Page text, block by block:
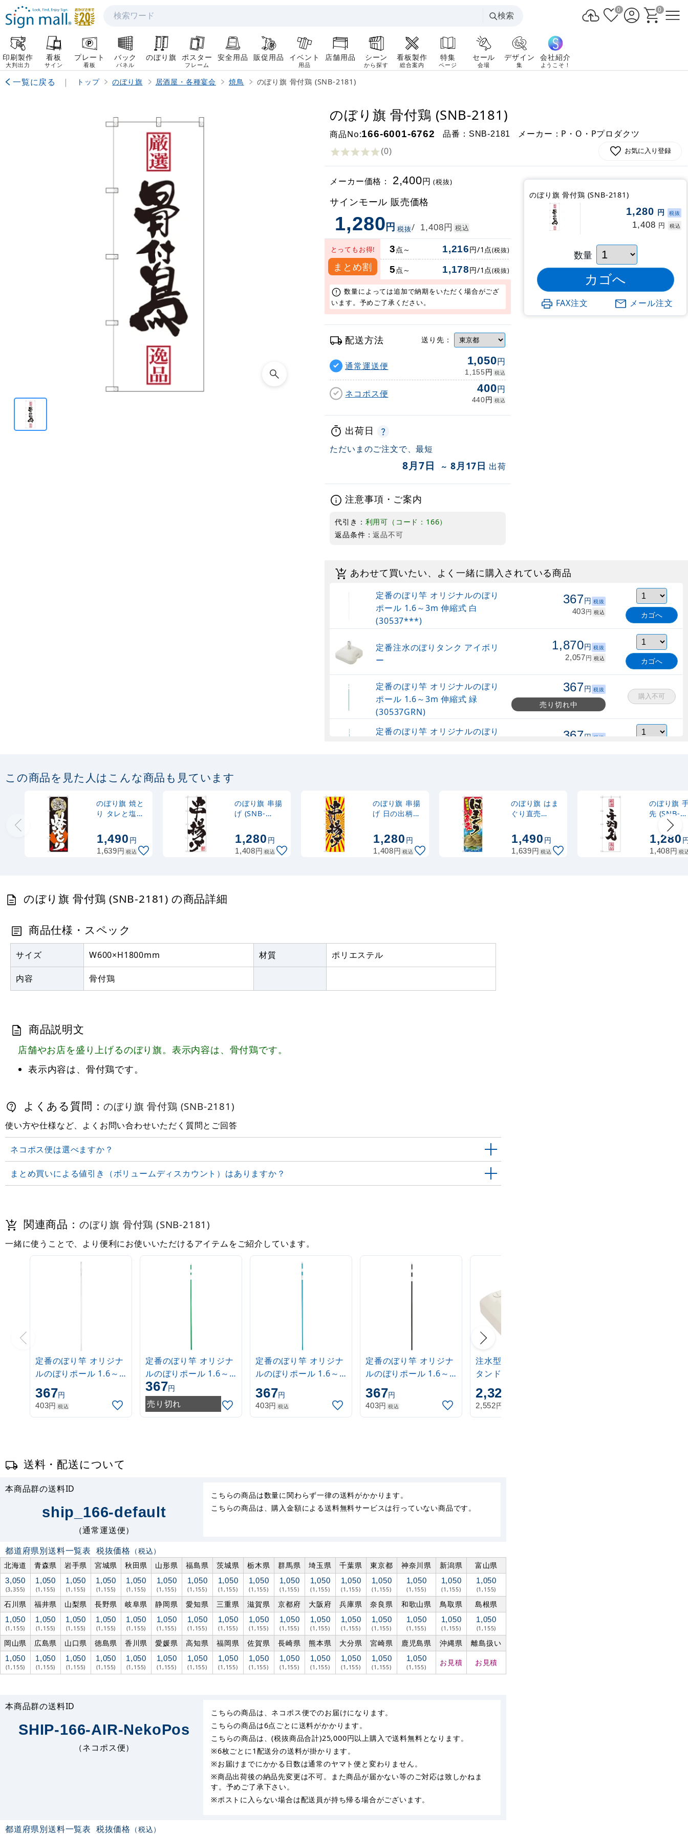
検索
検索
0 0
印刷製作
大判出力
看板
サイン
プレート
看板
バック
パネル
のぼり旗 ポスター
フレーム
安全用品 販促用品 イベント
用品
店舗用品 シーン
から探す
看板製作
総合案内
特集
ページ
セール
会場
デザイン
集
会社紹介
ようこそ！
一覧に戻る | トップ のぼり旗 居酒屋・各種宴会 焼鳥 のぼり旗 骨付鶏 (SNB-2181)
のぼり旗 骨付鶏 (SNB-2181)
商品No:166-6001-6762 品番： SNB-2181 メーカー：P・O・Pプロダクツ
(0) お気に入り登録
メーカー価格： 2,400円(税抜)
サインモール 販売価格
1,280円 税抜/ 1,408円 税込
とってもお得!
まとめ割
3点～ 1,216円/1点(税抜)
5点～ 1,178円/1点(税抜)
数量によっては追加で納期をいただく場合がござ
います。予めご了承ください。
配送方法 送り先：
通常運送便 1,050円
1,155円 税込
ネコポス便 400円
440円 税込
出荷日
ただいまのご注文で、最短
8月7日 ～ 8月17日 出荷
注意事項・ご案内
代引き： 利用可（コード：166）
返品条件：返品不可
のぼり旗 骨付鶏 (SNB-2181)
1,280 円 税抜
1,408 円 税込
数量
FAX注文 メール注文
あわせて買いたい、よく一緒に購入されている商品
定番のぼり竿 オリジナルのぼり
ポール 1.6～3m 伸縮式 白
(30537***)
367円 税抜
403円 税込 カゴへ
定番注水のぼりタンク アイボリ
ー
1,870円 税抜
2,057円 税込 カゴへ
定番のぼり竿 オリジナルのぼり
ポール 1.6～3m 伸縮式 緑
(30537GRN)
367円 税抜
売り切れ中
購入不可
定番のぼり竿 オリジナルのぼり
367円 税抜
(30537BLK)
注水型マルチのぼりスタンド
20L
税込 カゴへ
この商品を見た人はこんな商品も見ています
のぼり旗 焼と
り タレと塩に
(SNB-1028)
1,490円
1,639円 税込
のぼり旗 串揚
げ (SNB-
1,280円
1,408円 税込
のぼり旗 串揚
げ 日の出柄
1,280円
1,408円 税込
のぼり旗 はま
ぐり直売
1,490円
1,639円 税込
のぼり旗
先 (SNB-
2137)
1,280
1,408円 税
のぼり旗 骨付鶏 (SNB-2181) の商品詳細
商品仕様・スペック
サイズ W600×H1800mm 材質 ポリエステル
内容 骨付鶏
商品説明文
店舗やお店を盛り上げるのぼり旗。表示内容は、骨付鶏です。
表示内容は、骨付鶏です。
よくある質問：のぼり旗 骨付鶏 (SNB-2181)
使い方や仕様など、よくお問い合わせいただく質問とご回答
ネコポス便は選べますか？
まとめ買いによる値引き（ボリュームディスカウント）はありますか？
関連商品： のぼり旗 骨付鶏 (SNB-2181)
一緒に使うことで、より便利にお使いいただけるアイテムをご紹介しています。
定番のぼり竿 オリジナ
ルのぼりポール 1.6～
3m 伸縮式 白
(30537***)
367円
403円 税込
定番のぼり竿 オリジナ
ルのぼりポール 1.6～
3m 伸縮式 緑
(30537GRN)
367円
売り切れ
定番のぼり竿 オリジナ
ルのぼりポール 1.6～
3m 伸縮式 水色
(30537SBL)
367円
403円 税込
定番のぼり竿 オリジナ
ルのぼりポール 1.6～
3m 伸縮式 黒
(30537BLK)
367円
403円 税込
注水型マルチのぼりス
タンド 20L
2,320
2,552円
送料・配送について
本商品群の送料ID
ship_166-default
（通常運送便）
こちらの商品は数量に関わらず一律の送料がかかります。
こちらの商品は、購入金額による送料無料サービスは行っていない商品です。
都道府県別送料一覧表 税抜価格 （税込）
北海道
青森県 岩手県 宮城県 秋田県 山形県 福島県 茨城県 栃木県 群馬県 埼玉県 千葉県 東京都 神奈川県 新潟県 富山県
3,050
(3,355)
1,050
(1,155)
1,050
(1,155)
1,050
(1,155)
1,050
(1,155)
1,050
(1,155)
1,050
(1,155)
1,050
(1,155)
1,050
(1,155)
1,050
(1,155)
1,050
(1,155)
1,050
(1,155)
1,050
(1,155)
1,050
(1,155)
1,050
(1,155)
1,050
(1,155)
石川県 福井県 山梨県 長野県 岐阜県 静岡県 愛知県 三重県 滋賀県 京都府 大阪府 兵庫県 奈良県 和歌山県 鳥取県 島根県
1,050
(1,155)
1,050
(1,155)
1,050
(1,155)
1,050
(1,155)
1,050
(1,155)
1,050
(1,155)
1,050
(1,155)
1,050
(1,155)
1,050
(1,155)
1,050
(1,155)
1,050
(1,155)
1,050
(1,155)
1,050
(1,155)
1,050
(1,155)
1,050
(1,155)
1,050
(1,155)
岡山県 広島県 山口県 徳島県 香川県 愛媛県 高知県 福岡県 佐賀県 長崎県 熊本県 大分県 宮崎県 鹿児島県 沖縄県 離島扱い
1,050
(1,155)
1,050
(1,155)
1,050
(1,155)
1,050
(1,155)
1,050
(1,155)
1,050
(1,155)
1,050
(1,155)
1,050
(1,155)
1,050
(1,155)
1,050
(1,155)
1,050
(1,155)
1,050
(1,155)
1,050
(1,155)
1,050
(1,155) お見積 お見積
本商品群の送料ID
SHIP-166-AIR-NekoPos
（ネコポス便）
こちらの商品は、ネコポス便でのお届けになります。
こちらの商品は6点ごとに送料がかかります。
こちらの商品は、(税抜商品合計)25,000円以上購入で送料無料となります。
※6枚ごとに1配送分の送料が掛かります。
※お届けまでにかかる日数は通常のヤマト便と変わりません。
※商品出荷後の納品先変更は不可。また商品が届かない等のご対応は致しかねま
す。予めご了承下さい。
※ポストに入らない場合は配送員が持ち帰る場合がございます。
都道府県別送料一覧表 税抜価格 （税込）